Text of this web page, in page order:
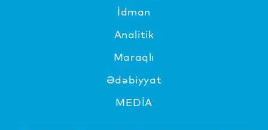
İdman
Analitik
Maraqlı
Ədəbiyyat
MEDİA